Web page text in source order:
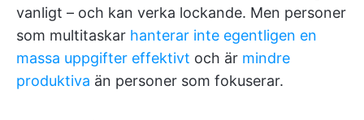
vanligt – och kan verka lockande. Men personer
som multitaskar hanterar inte egentligen en
massa uppgifter effektivt och är mindre
produktiva än personer som fokuserar.